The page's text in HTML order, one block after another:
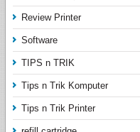
Review Printer
Software
TIPS n TRIK
Tips n Trik Komputer
Tips n Trik Printer